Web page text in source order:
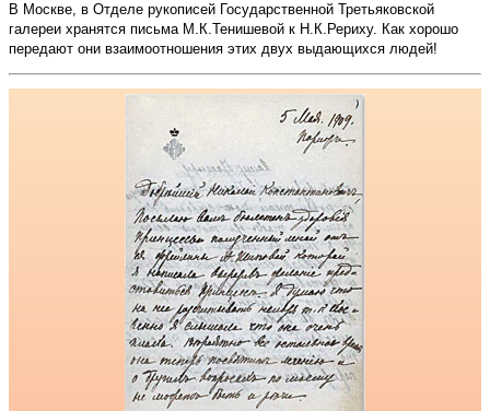
В Москве, в Отделе рукописей Государственной Третьяковской
галереи хранятся письма М.К.Тенишевой к Н.К.Рериху. Как хорошо
передают они взаимоотношения этих двух выдающихся людей!